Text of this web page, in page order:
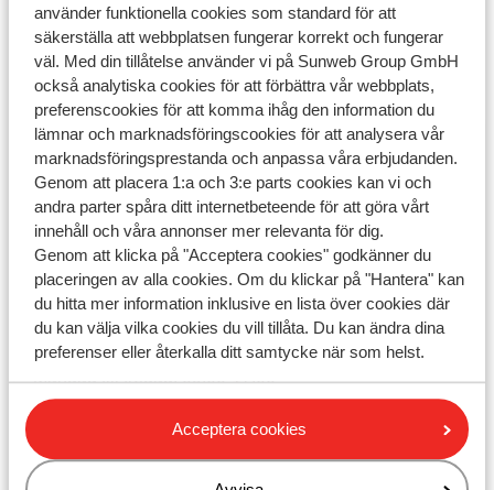
använder funktionella cookies som standard för att
säkerställa att webbplatsen fungerar korrekt och fungerar
väl. Med din tillåtelse använder vi på Sunweb Group GmbH
också analytiska cookies för att förbättra vår webbplats,
preferenscookies för att komma ihåg den information du
lämnar och marknadsföringscookies för att analysera vår
marknadsföringsprestanda och anpassa våra erbjudanden.
Genom att placera 1:a och 3:e parts cookies kan vi och
andra parter spåra ditt internetbeteende för att göra vårt
innehåll och våra annonser mer relevanta för dig.
Genom att klicka på "Acceptera cookies" godkänner du
placeringen av alla cookies. Om du klickar på "Hantera" kan
du hitta mer information inklusive en lista över cookies där
du kan välja vilka cookies du vill tillåta. Du kan ändra dina
preferenser eller återkalla ditt samtycke när som helst.
Acceptera cookies
Har du inte hittat ditt svar?
Kontakta oss via WhatsApp!
Kontakta oss på Whatsapp: +46856610300 . Du kan
också ringa samma nummer men var medveten om att
väntetiden då kan vara längre.
Öppettider:
Måndag till fredag: 09:00-17:00
Lördag: 10:00-14:00
Se våra avvikande öppettider